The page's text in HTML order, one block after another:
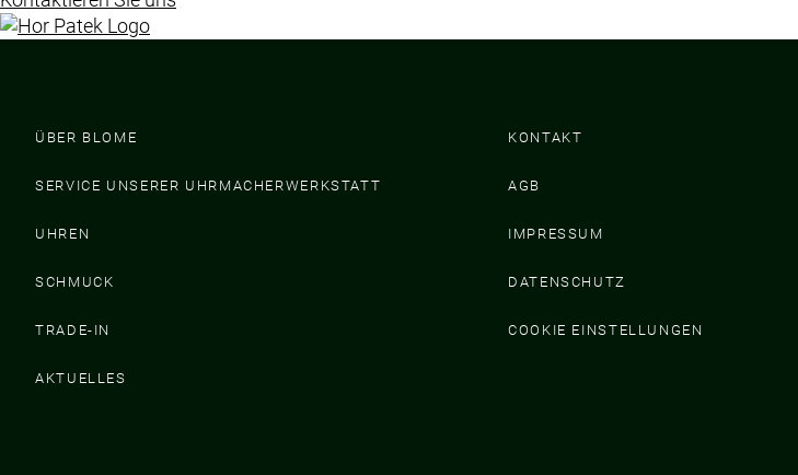
ÜBER BLOME
SERVICE UNSERER UHRMACHERWERKSTATT
UHREN
SCHMUCK
TRADE-IN
AKTUELLES
KONTAKT
AGB
IMPRESSUM
DATENSCHUTZ
COOKIE EINSTELLUNGEN